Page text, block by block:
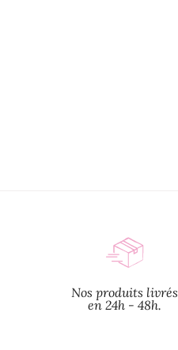
Nos produits livrés
en 24h - 48h.